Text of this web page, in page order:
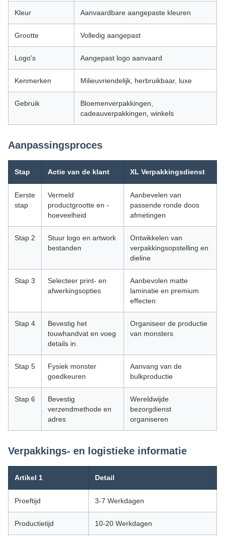
Kleur Aanvaardbare aangepaste kleuren
Grootte Volledig aangepast
Logo's Aangepast logo aanvaard
Kenmerken Milieuvriendelijk, herbruikbaar, luxe
Gebruik
Bloemenverpakkingen,
cadeauverpakkingen, winkels
Aanpassingsproces
Stap Actie van de klant XL Verpakkingsdienst
Eerste
stap
Vermeld
productgrootte en -
hoeveelheid
Aanbevelen van
passende ronde doos
afmetingen
Stap 2
Stuur logo en artwork
bestanden
Ontwikkelen van
verpakkingsopstelling en
dieline
Stap 3
Selecteer print- en
afwerkingsopties
Aanbevolen matte
laminatie en premium
effecten
Stap 4
Bevestig het
touwhandvat en voeg
details in.
Organiseer de productie
van monsters
Stap 5
Fysiek monster
goedkeuren
Aanvang van de
bulkproductie
Stap 6
Bevestig
verzendmethode en
adres
Wereldwijde
bezorgdienst
organiseren
Verpakkings- en logistieke informatie
Artikel 1 Detail
Proeftijd 3-7 Werkdagen
Productietijd 10-20 Werkdagen